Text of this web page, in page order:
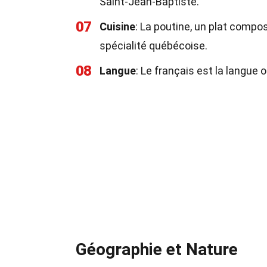
07 Cuisine: La poutine, un plat
spécialité québécoise.
08 Langue: Le français est la langue
Géographie et Nature